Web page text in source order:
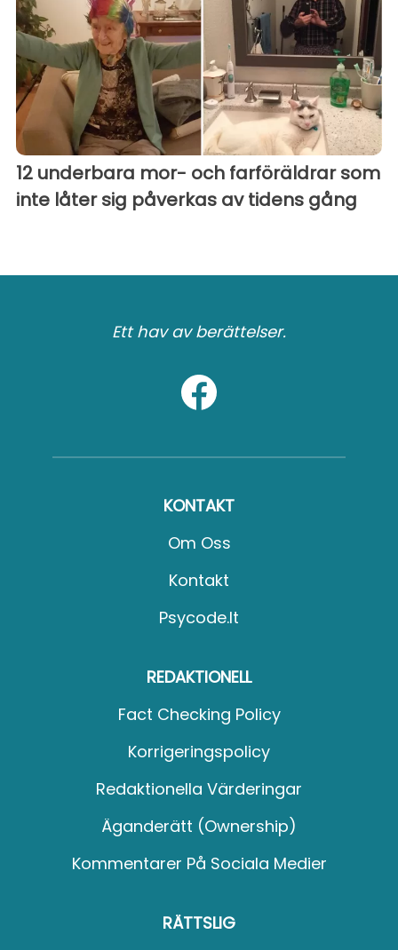
12 underbara mor- och farföräldrar som
inte låter sig påverkas av tidens gång
Ett hav av berättelser.
KONTAKT
Om Oss
Kontakt
Psycode.it
REDAKTIONELL
Fact Checking Policy
Korrigeringspolicy
Redaktionella Värderingar
Äganderätt (Ownership)
Kommentarer På Sociala Medier
RÄTTSLIG